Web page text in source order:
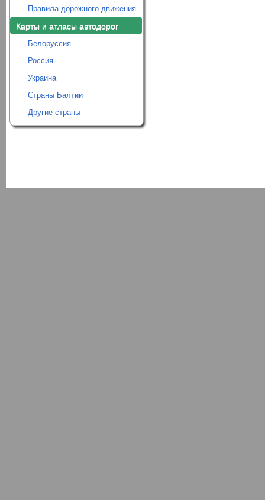
Правила дорожного движения
Карты и атласы автодорог
Белоруссия
Россия
Украина
Страны Балтии
Другие страны